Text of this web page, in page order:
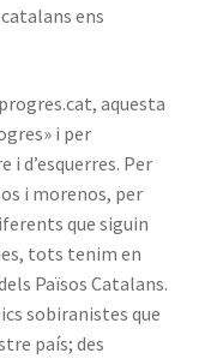
ens
aquesta
i per
i d’esquerres. Per
i morenos, per
que siguin
tots tenim en
Països Catalans.
sobiranistes que
país; des